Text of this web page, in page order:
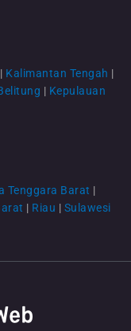
| Kalimantan Tengah |
| Kepulauan
Tenggara Barat |
| Riau | Sulawesi